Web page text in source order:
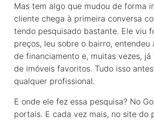
Mas tem algo que mudou de forma
cliente chega à primeira conversa
tendo pesquisado bastante. Ele viu
preços, leu sobre o bairro, entendeu
de financiamento e, muitas vezes,
de imóveis favoritos. Tudo isso
qualquer profissional.
E onde ele fez essa pesquisa? No
portais. E cada vez mais, no site do